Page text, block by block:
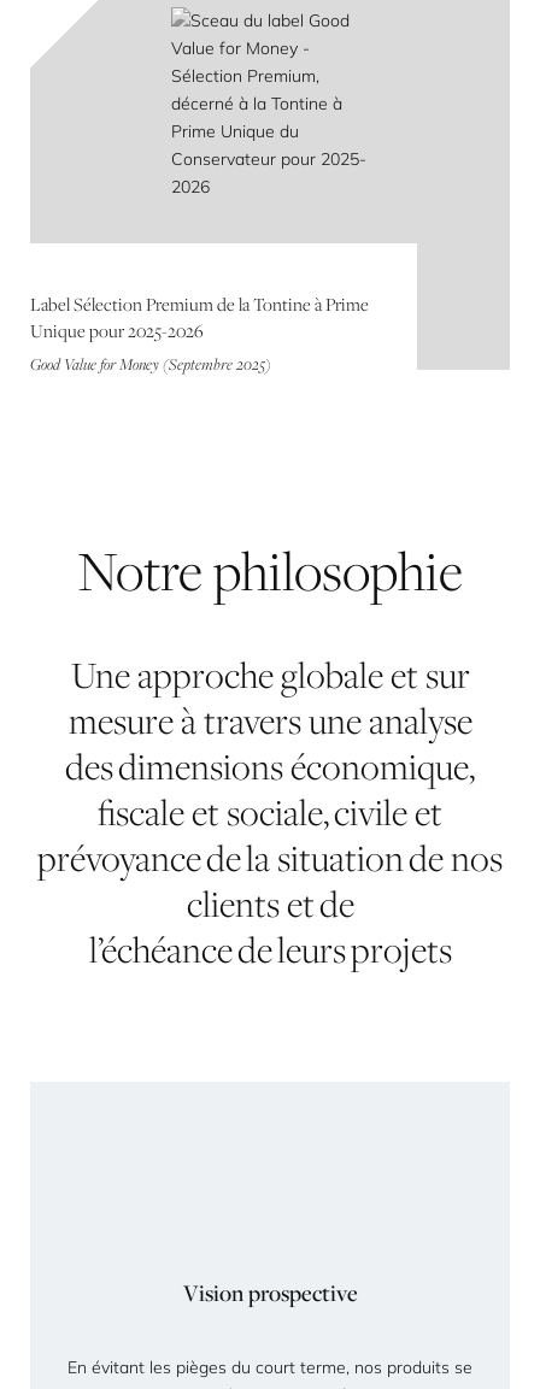
Label Sélection Premium de la Tontine à Prime
Unique pour 2025-2026
Good Value for Money (Septembre 2025)
Notrephilosophie
Une approche globale et sur
mesure à travers une analyse
des dimensions économique,
fiscale et sociale, civile et
prévoyance de la situation de nos
clients et de
l’échéance de leurs projets
Vision prospective
En évitant les pièges du court terme, nos produits se